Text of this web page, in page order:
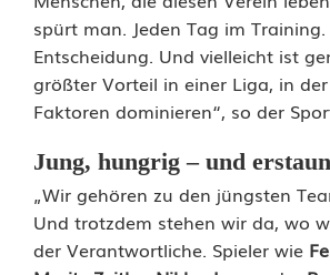
a
r
u
m
d
i
spürt man. Jeden Tag im
Entscheidung. Und vielleicht ist
größter Vorteil in einer Liga, in
Faktoren dominieren“, so der
Jung, hungrig – und
„Wir gehören zu den jüngsten
Und trotzdem stehen wir da, wo
der Verantwortliche. Spieler wie